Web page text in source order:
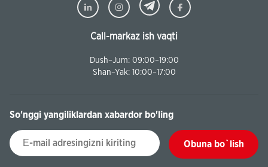
Call-markaz ish vaqti
Dush–Jum: 09:00–19:00
Shan–Yak: 10:00–17:00
So'nggi yangiliklardan xabardor bo'ling
Obuna bo`lish